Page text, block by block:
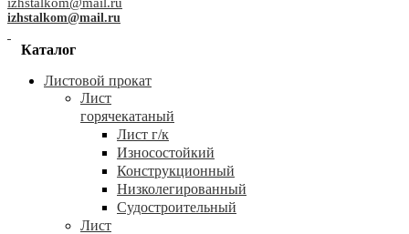
izhstalkom@mail.ru
Каталог
Листовой прокат
Лист
горячекатаный
Лист г/к
Износостойкий
Конструкционный
Низколегированный
Судостроительный
Лист